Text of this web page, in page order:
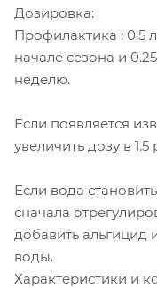
Дозировка:
Профилактика : 0.5
начале сезона и
неделю.
Если появляется
увеличить дозу в 1.5
Если вода
сначала
добавить альгицид
воды.
Характеристики и